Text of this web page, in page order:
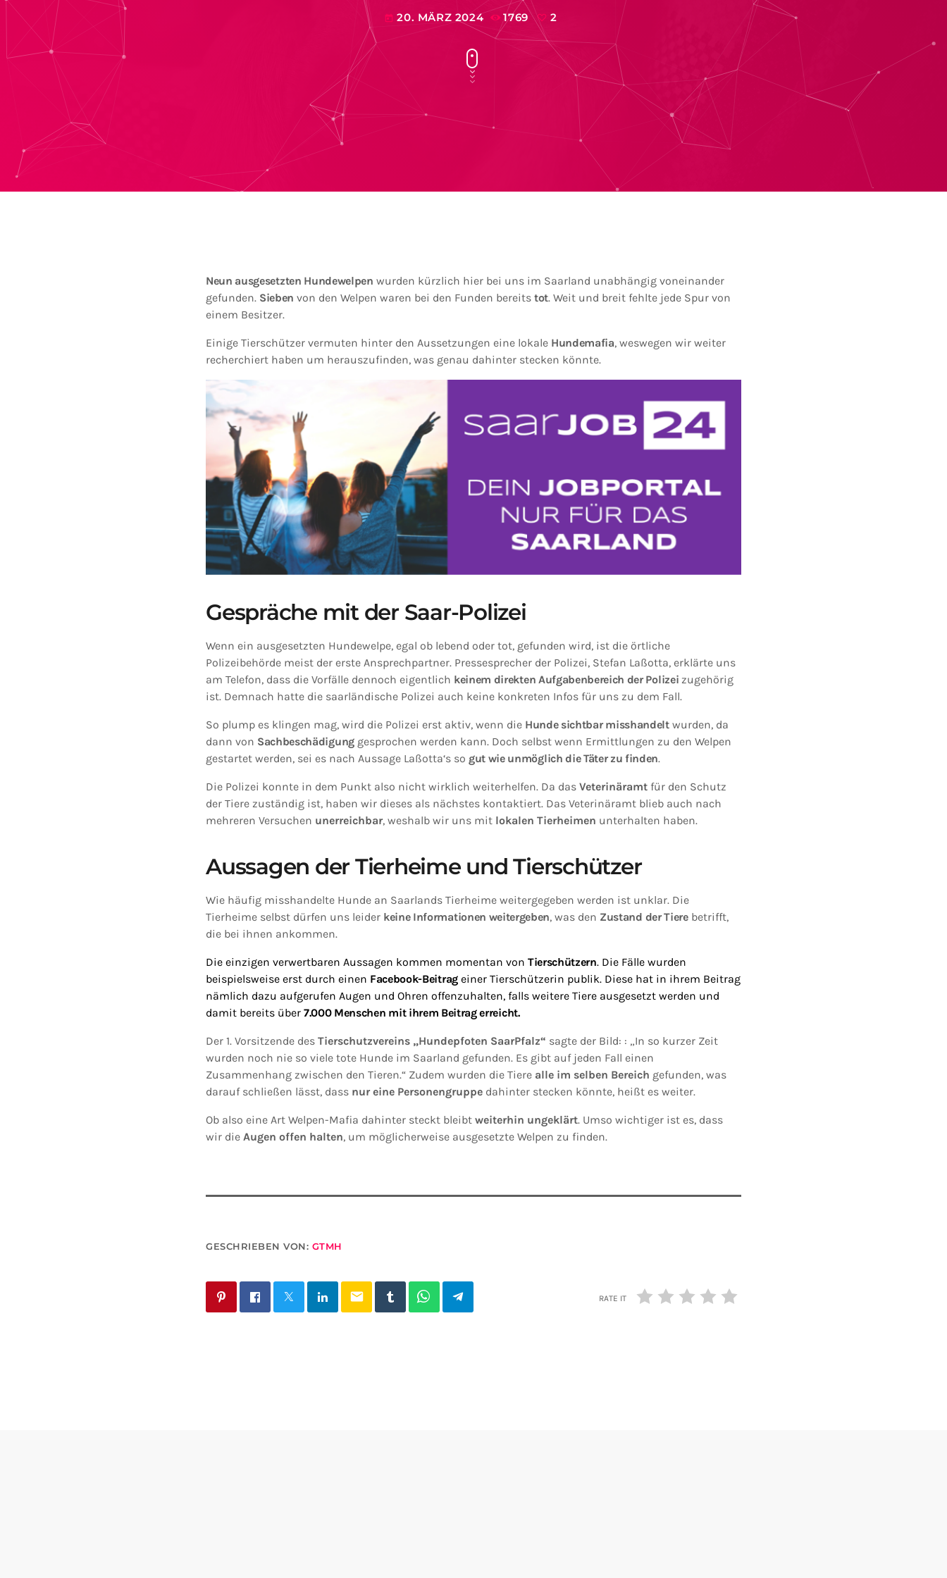
today 20. MÄRZ 2024 1769 2
Neun ausgesetzten Hundewelpen wurden kürzlich hier bei uns im Saarland unabhängig voneinander
gefunden. Sieben von den Welpen waren bei den Funden bereitstot. Weit und breit fehlte jede Spur von
einem Besitzer.
Einige Tierschützer vermuten hinter den Aussetzungen eine lokale Hundemafia, weswegen wir weiter
recherchiert haben um herauszufinden, was genau dahinter stecken könnte.
Gespräche mit der Saar-Polizei
Wenn ein ausgesetzten Hundewelpe, egal ob lebend oder tot, gefunden wird, ist die örtliche
Polizeibehörde meist der erste Ansprechpartner. Pressesprecher der Polizei, Stefan Laßotta, erklärte uns
am Telefon, dass die Vorfälle dennoch eigentlich keinem direkten Aufgabenbereich der Polizei zugehörig
ist. Demnach hatte die saarländische Polizei auch keine konkreten Infos für uns zu dem Fall.
So plump es klingen mag, wird die Polizei erst aktiv, wenn die Hunde sichtbar misshandeltwurden, da
dann von Sachbeschädigunggesprochen werden kann. Doch selbst wenn Ermittlungen zu den Welpen
gestartet werden, sei es nach Aussage Laßotta‘s so gut wie unmöglich die Täter zu finden.
Die Polizei konnte in dem Punkt also nicht wirklich weiterhelfen. Da das Veterinäramt für den Schutz
der Tiere zuständig ist, haben wir dieses als nächstes kontaktiert. Das Veterinäramt blieb auch nach
mehreren Versuchen unerreichbar, weshalb wir uns mit lokalen Tierheimen unterhalten haben.
Aussagen der Tierheime und Tierschützer
Wie häufig misshandelte Hunde an Saarlands Tierheime weitergegeben werden ist unklar. Die
Tierheime selbst dürfen uns leider keine Informationen weitergeben, was den Zustand der Tierebetrifft,
die bei ihnen ankommen.
Die einzigen verwertbaren Aussagen kommen momentan von Tierschützern. Die Fälle wurden
beispielsweise erst durch einen Facebook-Beitrageiner Tierschützerin publik. Diese hat in ihrem Beitrag
nämlich dazu aufgerufen Augen und Ohren offenzuhalten, falls weitere Tiere ausgesetzt werden und
damit bereits über 7.000 Menschen mit ihrem Beitrag erreicht.
Der 1. Vorsitzende des Tierschutzvereins „Hundepfoten SaarPfalz“ sagte der Bild: : „In so kurzer Zeit
wurden noch nie so viele tote Hunde im Saarland gefunden. Es gibt auf jeden Fall einen
Zusammenhang zwischen den Tieren.“ Zudem wurden die Tiere alle im selben Bereich gefunden, was
darauf schließen lässt, dass nur eine Personengruppe dahinter stecken könnte, heißt es weiter.
Ob also eine Art Welpen-Mafia dahinter steckt bleibt weiterhin ungeklärt. Umso wichtiger ist es, dass
wir die Augen offen halten, um möglicherweise ausgesetzte Welpen zu finden.
GESCHRIEBEN VON: GTMH
email RATE IT